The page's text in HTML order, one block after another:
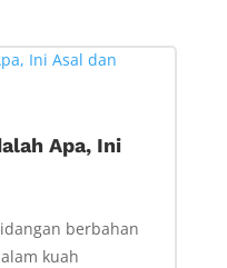
Apa, Ini
berbahan
kuah